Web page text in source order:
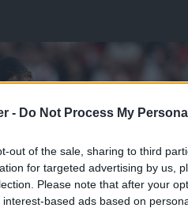
- Do Not Process My
out of the sale, sharing to third
for targeted advertising by us,
Please note that after your
based ads based on